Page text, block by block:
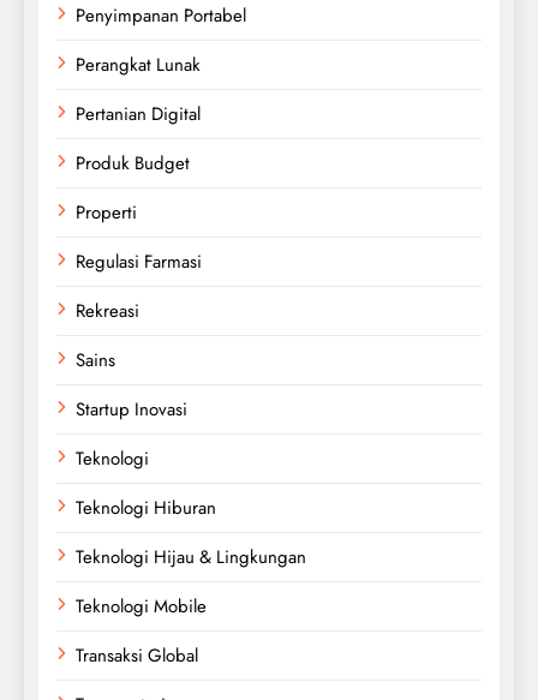
Penyimpanan Portabel
Perangkat Lunak
Pertanian Digital
Produk Budget
Properti
Regulasi Farmasi
Rekreasi
Sains
Startup Inovasi
Teknologi
Teknologi Hiburan
Teknologi Hijau & Lingkungan
Teknologi Mobile
Transaksi Global